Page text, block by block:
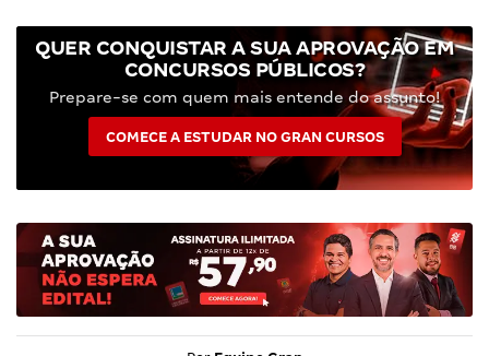
QUER CONQUISTAR A SUA APROVAÇÃO EM
CONCURSOS PÚBLICOS?
Prepare-se com quem mais entende do assunto!
COMECE A ESTUDAR NO GRAN CURSOS